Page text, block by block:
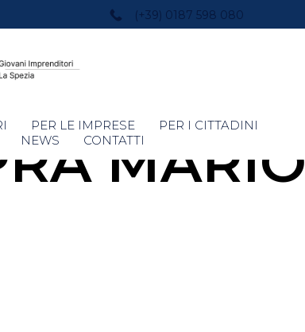
(+39) 0187 598 080
PER LE IMPRESE
PER I CITTADINI
NEWS CONTATTI
MARIO